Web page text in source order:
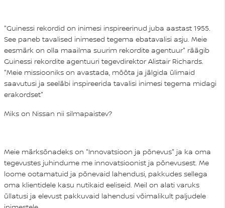
"Guinessi rekordid on inimesi inspireerinud juba aastast 1955.
See paneb tavalised inimesed tegema ebatavalisi asju. Meie
eesmärk on olla maailma suurim rekordite agentuur" räägib
Guinessi rekordite agentuuri tegevdirektor Alistair Richards.
"Meie missiooniks on avastada, mõõta ja jälgida ülimaid
saavutusi ja seeläbi inspireerida tavalisi inimesi tegema midagi
erakordset"
Miks on Nissan nii silmapaistev?
Meie märksõnadeks on "Innovatsioon ja põnevus" ja ka oma
tegevustes juhindume me innovatsioonist ja põnevusest. Me
loome ootamatuid ja põnevaid lahendusi, pakkudes sellega
oma klientidele kasu nutikaid eeliseid. Meil on alati varuks
üllatusi ja elevust pakkuvaid lahendusi võimalikult paljudele